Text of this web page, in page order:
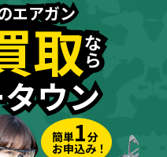
簡単1分
お申込み！
エアガン
取な
ら
ウン
エアガン
取な
ら
ウン